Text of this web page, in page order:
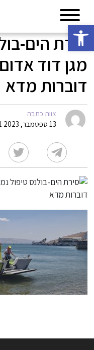
פתח סרגל נגישות
סירת הים-
מגן דוד
דוברות מדא
צוות כתבה
13 ספטמבר, 2023 12:11